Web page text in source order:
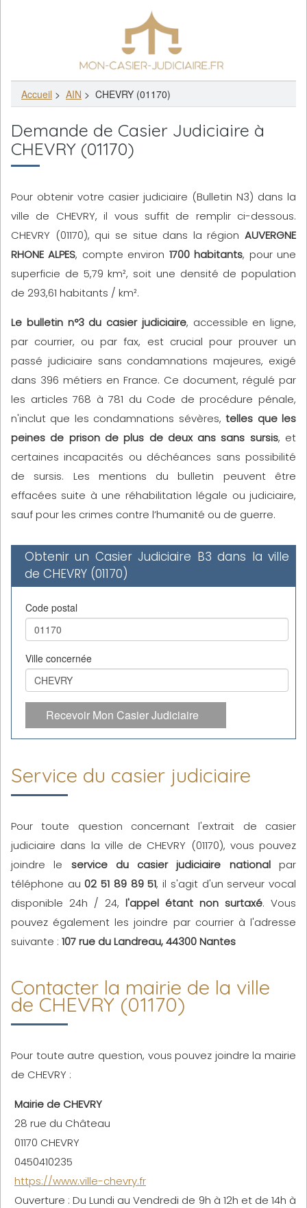
Accueil > AIN > CHEVRY (01170)
Demande de Casier Judiciaire à
CHEVRY (01170)
Pour obtenir votre casier judiciaire (Bulletin N3) dans la
ville de CHEVRY, il vous suffit de remplir ci-dessous.
CHEVRY (01170), qui se situe dans la région AUVERGNE
RHONE ALPES, compte environ 1700 habitants, pour une
superficie de 5,79 km², soit une densité de population
de 293,61 habitants / km².
Le bulletin n°3 du casier judiciaire, accessible en ligne,
par courrier, ou par fax, est crucial pour prouver un
passé judiciaire sans condamnations majeures, exigé
dans 396 métiers en France. Ce document, régulé par
les articles 768 à 781 du Code de procédure pénale,
n'inclut que les condamnations sévères,telles que les
peines de prison de plus de deux ans sans sursis, et
certaines incapacités ou déchéances sans possibilité
de sursis. Les mentions du bulletin peuvent être
effacées suite à une réhabilitation légale ou judiciaire,
sauf pour les crimes contre l’humanité ou de guerre.
Obtenir un Casier Judiciaire B3 dans la ville
de CHEVRY (01170)
Code postal
Ville concernée
Recevoir Mon Casier Judiciaire
Service du casier judiciaire
Pour toute question concernant l'extrait de casier
judiciaire dans la ville de CHEVRY (01170), vous pouvez
joindre le service du casier judiciaire nationalpar
téléphone au 02 51 89 89 51, il s'agit d'un serveur vocal
disponible 24h / 24, l'appel étant non surtaxé. Vous
pouvez également les joindre par courrier à l'adresse
suivante : 107 rue du Landreau, 44300 Nantes
Contacter la mairie de la ville
de CHEVRY (01170)
Pour toute autre question, vous pouvez joindre la mairie
de CHEVRY :
Mairie de CHEVRY
28 rue du Château
01170 CHEVRY
0450410235
https://www.ville-chevry.fr
Ouverture : Du Lundi au Vendredi de 9h à 12h et de 14h à